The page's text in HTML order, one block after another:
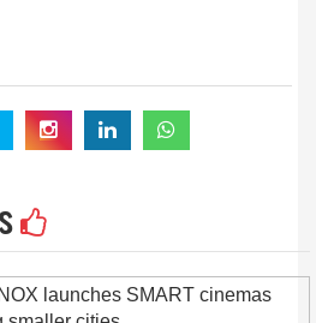
launches SMART cinemas